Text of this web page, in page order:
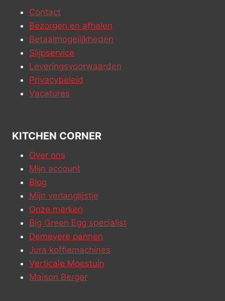
Contact
Bezorgen en afhalen
Betaalmogelijkheden
Slijpservice
Leveringsvoorwaarden
Privacybeleid
Vacatures
KITCHEN CORNER
Over ons
Mijn account
Blog
Mijn verlanglijstje
Onze merken
Big Green Egg specialist
Demeyere pannen
Jura koffiemachines
Verticale Moestuin
Maison Berger